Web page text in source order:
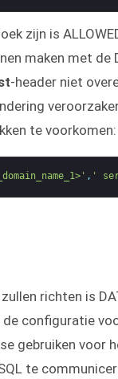
zijn is
maken met de
-header niet
te voorkomen:
, '
richten is
configuratie
gebruiken voor
te